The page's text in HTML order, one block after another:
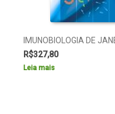
IMUNOBIOLOGIA DE
R$327,80
Leia mais